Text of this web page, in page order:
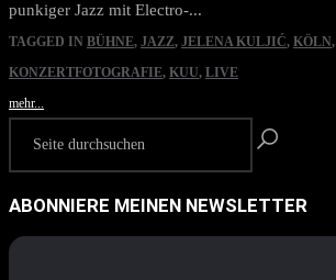
punkiger Jazz mit Electro-...
TAGGED IN BÜHNE, JAZZ, JELENA KULJIĆ, KÖLN,
KONZERTFOTOGRAFIE, KUU, LIVE
mehr...
ABONNIERE MEINEN NEWSLETTER